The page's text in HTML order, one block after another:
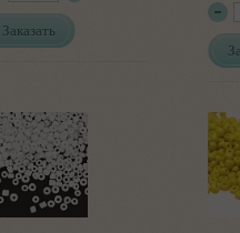
Заказать